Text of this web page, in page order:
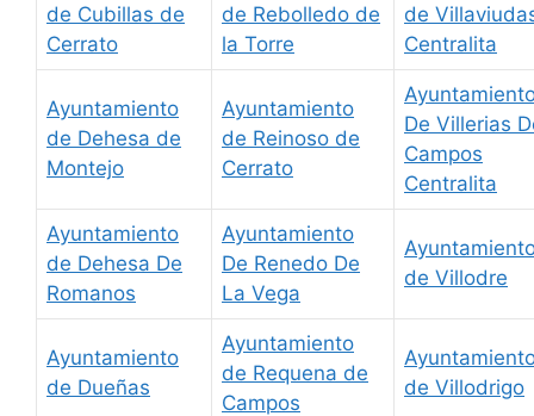
de Cubillas de
Cerrato
de Rebolledo de
la Torre
de
Centralita
Ayuntamiento
de Dehesa de
Montejo
Ayuntamiento
de Reinoso de
Cerrato
De Villerias
Campos
Centralita
Ayuntamiento
de Dehesa De
Romanos
Ayuntamiento
De Renedo De
La Vega
de Villodre
Ayuntamiento
de Dueñas
Ayuntamiento
de Requena de
Campos
de Villodrigo